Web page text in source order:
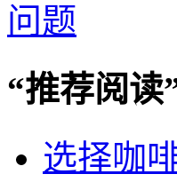
问题
“推荐阅读
选择咖